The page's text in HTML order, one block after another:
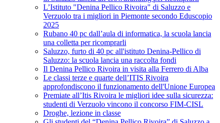
L’Istituto "Denina Pellico Rivoira" di Saluzzo e
Verzuolo tra i migliori in Piemonte secondo Eduscopio
2025
Rubano 40 pc dall’aula di informatica, la scuola lancia
una colletta per ricomprarli
Saluzzo, furto di 40 pc all'istituto Denina-Pellico di
Saluzzo: la scuola lancia una raccolta fondi
Il Denina Pellico Rivoira in visita alla Ferrero di Alba
Le classi terze e quarte dell’ITIS Rivoira
approfondiscono il funzionamento dell'Unione Europea
Premiate all’Itis Rivoira le migliori idee sulla sicurezza:
studenti di Verzuolo vincono il concorso FIM-CISL
Droghe, lezione in classe